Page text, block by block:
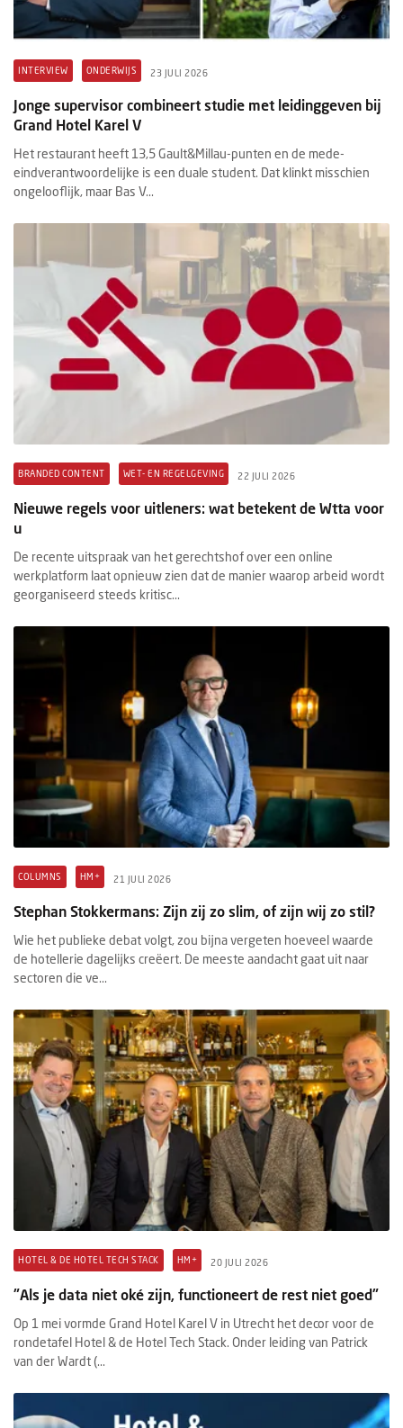
INTERVIEW ONDERWIJS 23 JULI 2026
Jonge supervisor combineert studie met leidinggeven bij
Grand Hotel Karel V
Het restaurant heeft 13,5 Gault&Millau-punten en de mede-
eindverantwoordelijke is een duale student. Dat klinkt misschien
ongelooflijk, maar Bas V...
BRANDED CONTENT WET- EN REGELGEVING 22 JULI 2026
Nieuwe regels voor uitleners: wat betekent de Wtta voor
u
De recente uitspraak van het gerechtshof over een online
werkplatform laat opnieuw zien dat de manier waarop arbeid wordt
georganiseerd steeds kritisc...
COLUMNS HM+ 21 JULI 2026
Stephan Stokkermans: Zijn zij zo slim, of zijn wij zo stil?
Wie het publieke debat volgt, zou bijna vergeten hoeveel waarde
de hotellerie dagelijks creëert. De meeste aandacht gaat uit naar
sectoren die ve...
HOTEL & DE HOTEL TECH STACK HM+ 20 JULI 2026
"Als je data niet oké zijn, functioneert de rest niet goed"
Op 1 mei vormde Grand Hotel Karel V in Utrecht het decor voor de
rondetafel Hotel & de Hotel Tech Stack. Onder leiding van Patrick
van der Wardt (...